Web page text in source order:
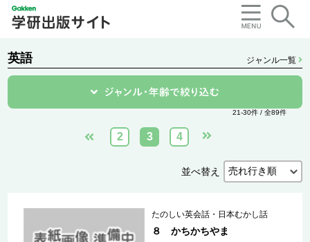
英語 ジャンル一覧
21-30件 / 全89件
2 3 4
並べ替え
たのしい英会話・日本むかし話
８ かちかちやま